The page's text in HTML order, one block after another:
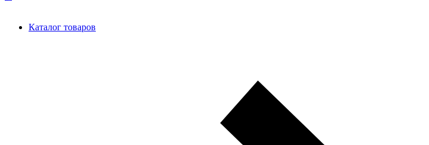
Каталог товаров